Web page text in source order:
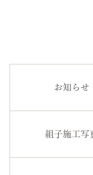
お知らせ
組子施工写